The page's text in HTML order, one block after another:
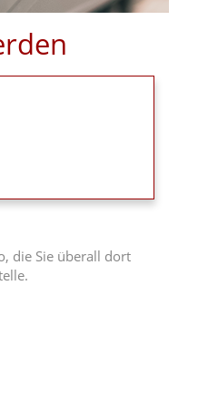
die Sie überall dort